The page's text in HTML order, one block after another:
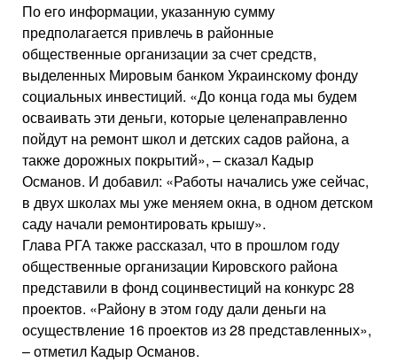
По его информации, указанную сумму
предполагается привлечь в районные
общественные организации за счет средств,
выделенных Мировым банком Украинскому фонду
социальных инвестиций. «До конца года мы будем
осваивать эти деньги, которые целенаправленно
пойдут на ремонт школ и детских садов района, а
также дорожных покрытий», – сказал Кадыр
Османов. И добавил: «Работы начались уже сейчас,
в двух школах мы уже меняем окна, в одном детском
саду начали ремонтировать крышу».
Глава РГА также рассказал, что в прошлом году
общественные организации Кировского района
представили в фонд социнвестиций на конкурс 28
проектов. «Району в этом году дали деньги на
осуществление 16 проектов из 28 представленных»,
– отметил Кадыр Османов.